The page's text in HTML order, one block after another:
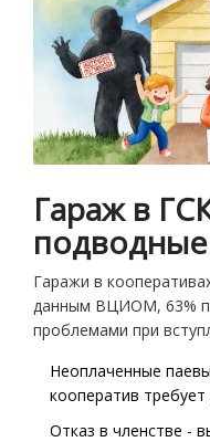
Гараж в
Гаражи в
данным ВЦИОМ, 63%
проблемами при
Неоплаченные
кооператив
Отказ в членстве -